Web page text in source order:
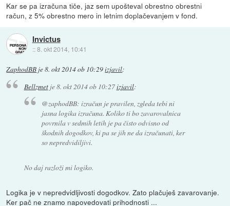
Kar se pa izračuna tiče, jaz sem upošteval obrestno obrestni
račun, z 5% obrestno mero in letnim doplačevanjem v fond.
Invictus
::8. okt 2014, 10:41
ZaphodBB je8. okt 2014 ob 10:29izjavil:
Bellzmetje8. okt 2014 ob 10:27izjavil:
@zaphodBB: izračun je pravilen, zgleda tebi ni
jasna logika izračuna. Koliko ti bo zavarovalnica
povrnila v sedmih letih je pa čisto odvisno od
škodnih dogodkov, ki pa se jih ne da izračunati, ker
so nepredvidiljivi.
No daj razloži mi logiko.
Logika je v nepredvidljivosti dogodkov. Zato plačuješ zavarovanje.
Ker pač ne znamo napovedovati prihodnosti ...